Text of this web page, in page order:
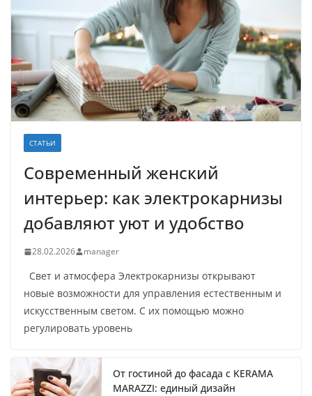
СТАТЬИ
Современный женский
интерьер: как электрокарнизы
добавляют уют и удобство
28.02.2026 manager
Свет и атмосфера Электрокарнизы открывают
новые возможности для управления естественным и
искусственным светом. С их помощью можно
регулировать уровень
От гостиной до фасада с KERAMA
MARAZZI: единый дизайн